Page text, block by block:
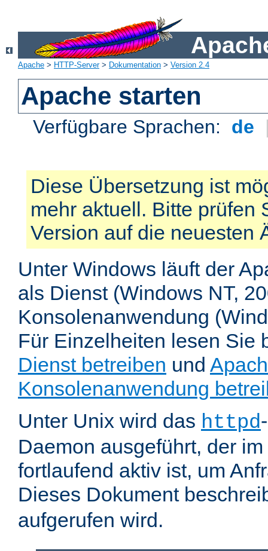
Apache > HTTP-Server> Dokumentation > Version 2.4
Apache starten
Verfügbare Sprachen: de
Diese Übersetzung ist
mehr aktuell. Bitte prüfen
Version auf die neuesten
Unter Windows läuft der
als Dienst (Windows NT,
Konsolenanwendung
Für Einzelheiten lesen Sie
Dienst betreiben und
Konsolenanwendung
Unter Unix wird das httpd
Daemon ausgeführt, der
fortlaufend aktiv ist, um
Dieses Dokument
aufgerufen wird.